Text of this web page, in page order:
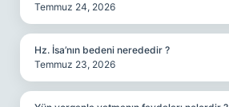
Temmuz 24, 2026
Hz. İsa’nın bedeni nerededir ?
Temmuz 23, 2026